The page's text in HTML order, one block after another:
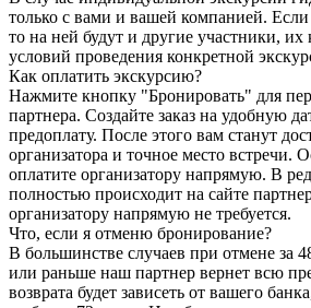
только с вами и вашей компанией. Если
то на ней будут и другие участники, их
условий проведения конкретной
Как оплатить экскурсию?
Нажмите кнопку "Бронировать" для
партнера. Создайте заказ на удобную
предоплату. После этого вам станут
организатора и точное место встречи.
оплатите организатору напрямую. В
полностью происходит на сайте
организатору напрямую не требуется.
Что, если я отменю бронирование?
В большинстве случаев при отмене за
или раньше наш партнер вернет всю
возврата будет зависеть от вашего